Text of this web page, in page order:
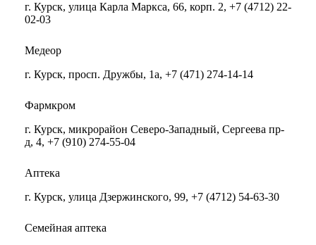
г. Курск, улица Карла Маркса, 66, корп. 2, +7 (4712) 22-
02-03
Медеор
г. Курск, просп. Дружбы, 1а, +7 (471) 274-14-14
Фармкром
г. Курск, микрорайон Северо-Западный, Сергеева пр-
д, 4, +7 (910) 274-55-04
Аптека
г. Курск, улица Дзержинского, 99, +7 (4712) 54-63-30
Семейная аптека